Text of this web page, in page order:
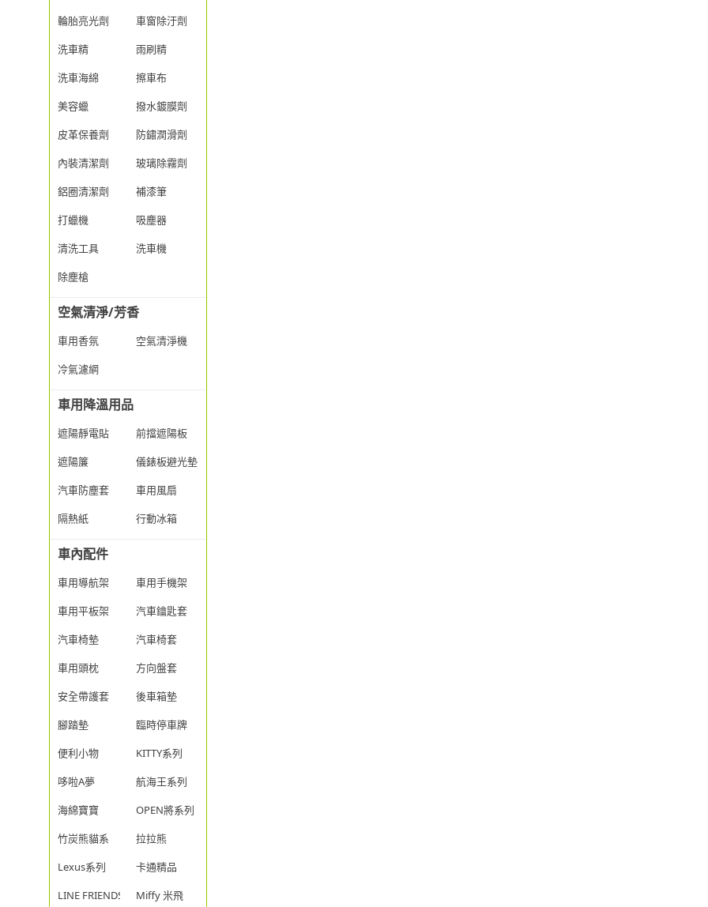
輪胎亮光劑
車窗除汙劑
洗車精
雨刷精
洗車海綿
擦車布
美容蠟
撥水鍍膜劑
皮革保養劑
防鏽潤滑劑
內裝清潔劑
玻璃除霧劑
鋁圈清潔劑
補漆筆
打蠟機
吸塵器
清洗工具
洗車機
除塵槍
空氣清淨/芳香
車用香氛
空氣清淨機
冷氣濾網
車用降溫用品
遮陽靜電貼
前擋遮陽板
遮陽簾
儀錶板避光墊
汽車防塵套
車用風扇
隔熱紙
行動冰箱
車內配件
車用導航架
車用手機架
車用平板架
汽車鑰匙套
汽車椅墊
汽車椅套
車用頭枕
方向盤套
安全帶護套
後車箱墊
腳踏墊
臨時停車牌
便利小物
KITTY系列
哆啦A夢
航海王系列
海綿寶寶
OPEN將系列
竹炭熊貓系
拉拉熊
Lexus系列
卡通精品
LINE FRIENDS
Miffy 米飛